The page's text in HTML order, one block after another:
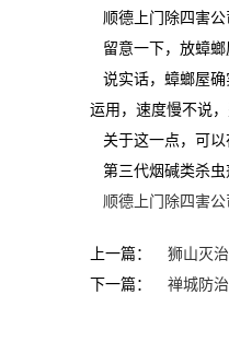
顺德上门除四害公
留意一下，放蟑螂
说实话，蟑螂屋确
运用，速度慢不说，
关于这一点，可以
第三代烟碱类杀虫
顺德上门除四害公
上一篇：
狮山灭
下一篇：
禅城防